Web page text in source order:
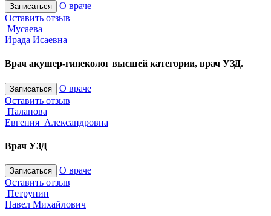
Записаться
О враче
Оставить отзыв
Мусаева
Ирада Исаевна
Врач акушер-гинеколог высшей категории, врач УЗД.
Записаться
О враче
Оставить отзыв
Паланова
Евгения Александровна
Врач УЗД
Записаться
О враче
Оставить отзыв
Петрунин
Павел Михайлович